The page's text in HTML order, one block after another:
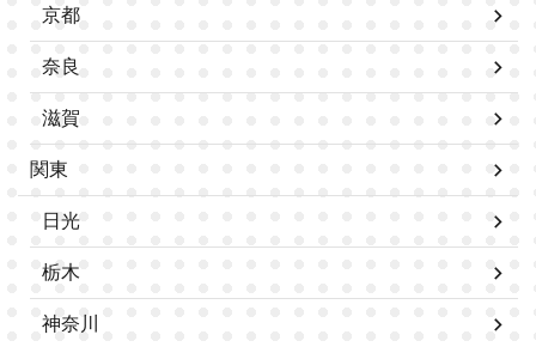
京都
奈良
滋賀
関東
日光
栃木
神奈川